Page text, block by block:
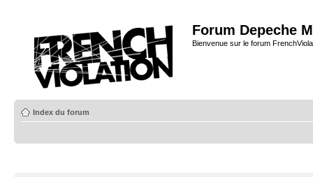
Forum Depeche
Bienvenue sur le forum
Index du forum